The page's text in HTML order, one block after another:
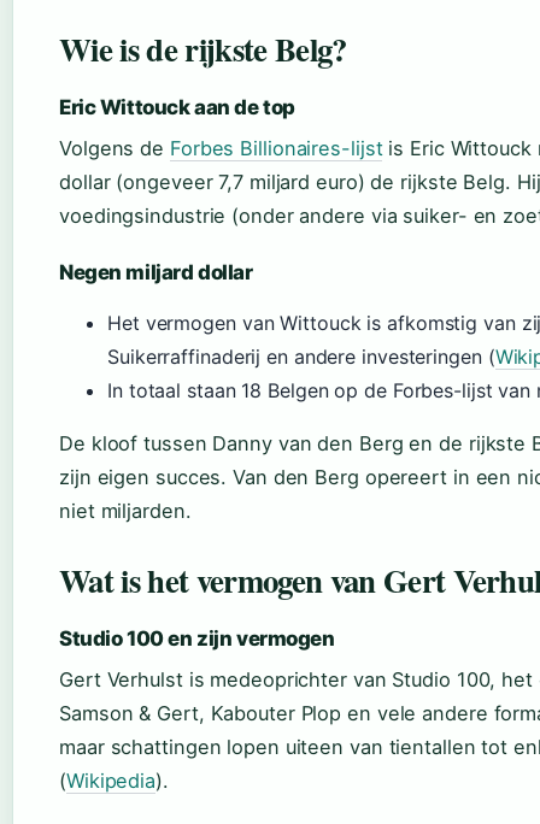
Wie is de rijkste Belg?
Eric Wittouck aan de top
Volgens de Forbes Billionaires-lijstis Eric Wittouck
dollar (ongeveer 7,7 miljard euro) de rijkste Belg.
voedingsindustrie (onder andere via suiker- en
Negen miljard dollar
Het vermogen van Wittouck is afkomstig van
Suikerraffinaderij en andere investeringen (
In totaal staan 18 Belgen op de Forbes-lijst van
De kloof tussen Danny van den Berg en de rijkste
zijn eigen succes. Van den Berg opereert in een
niet miljarden.
Wat is het vermogen van Gert
Studio 100 en zijn vermogen
Gert Verhulst is medeoprichter van Studio 100,
Samson & Gert, Kabouter Plop en vele andere
maar schattingen lopen uiteen van tientallen tot
(Wikipedia).